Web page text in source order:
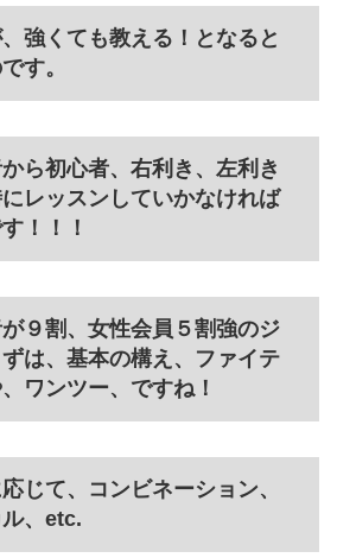
強くても教える！となると
す。
ら初心者、右利き、左利き
レッスンしていかなければ
！！！
９割、女性会員５割強のジ
は、基本の構え、ファイテ
ワンツー、ですね！
じて、コンビネーション、
、etc.